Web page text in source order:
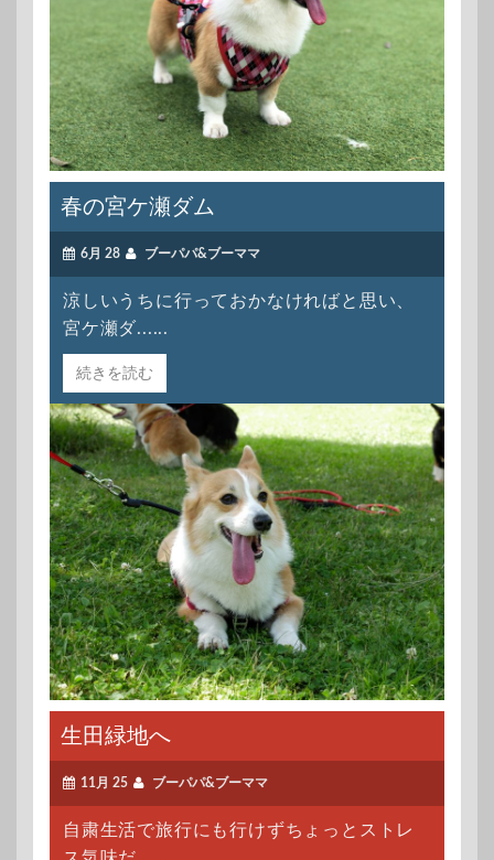
春の宮ケ瀬ダム
6月 28 ブーパパ&ブーママ
涼しいうちに行っておかなければと思い、
宮ケ瀬ダ......
続きを読む
生田緑地へ
11月 25 ブーパパ&ブーママ
自粛生活で旅行にも行けずちょっとストレ